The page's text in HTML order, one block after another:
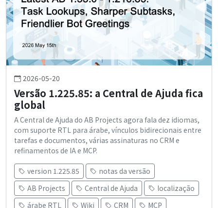
2026-05-20
Versão 1.225.85: a Central de Ajuda fica
global
A Central de Ajuda do AB Projects agora fala dez idiomas,
com suporte RTL para árabe, vínculos bidirecionais entre
tarefas e documentos, várias assinaturas no CRM e
refinamentos de IA e MCP.
version 1.225.85
notas da versão
AB Projects
Central de Ajuda
localização
árabe RTL
Wiki CRM MCP